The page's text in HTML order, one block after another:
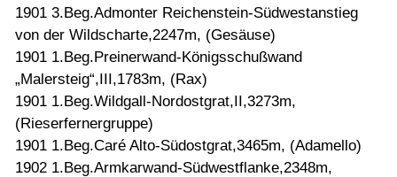
1901 3.Beg.Admonter Reichenstein-Südwestanstieg
von der Wildscharte,2247m, (Gesäuse)
1901 1.Beg.Preinerwand-Königsschußwand
„Malersteig“,III,1783m, (Rax)
1901 1.Beg.Wildgall-Nordostgrat,II,3273m,
(Rieserfernergruppe)
1901 1.Beg.Caré Alto-Südostgrat,3465m, (Adamello)
1902 1.Beg.Armkarwand-Südwestflanke,2348m,